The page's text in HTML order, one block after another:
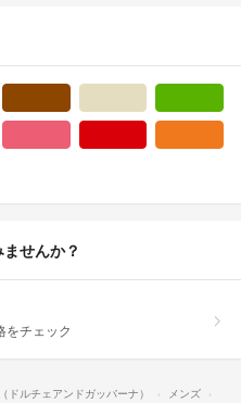
ルチカラー
せんか？
をチェック
ドルチェアンドガッバーナ）
メンズ